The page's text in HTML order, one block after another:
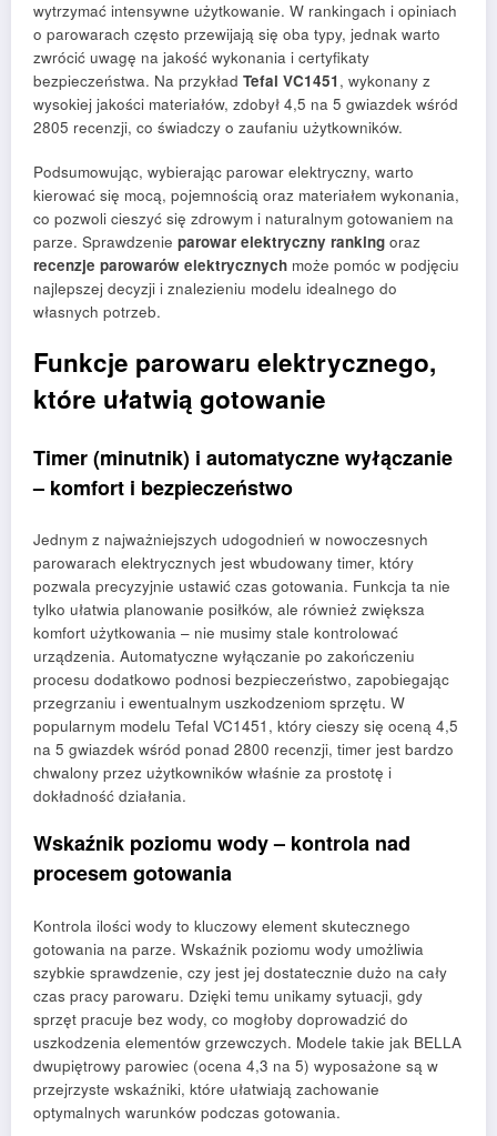
wytrzymać intensywne użytkowanie. W rankingach i opiniach
o parowarach często przewijają się oba typy, jednak warto
zwrócić uwagę na jakość wykonania i certyfikaty
bezpieczeństwa. Na przykład Tefal VC1451 , wykonany z
wysokiej jakości materiałów, zdobył 4,5 na 5 gwiazdek wśród
2805 recenzji, co świadczy o zaufaniu użytkowników.
Podsumowując, wybierając parowar elektryczny, warto
kierować się mocą, pojemnością oraz materiałem wykonania,
co pozwoli cieszyć się zdrowym i naturalnym gotowaniem na
parze. Sprawdzenie parowar elektryczny ranking oraz
recenzje parowarów elektrycznych może pomóc w podjęciu
najlepszej decyzji i znalezieniu modelu idealnego do
własnych potrzeb.
Funkcje parowaru elektrycznego,
które ułatwią gotowanie
Timer (minutnik) i automatyczne wyłączanie
– komfort i bezpieczeństwo
Jednym z najważniejszych udogodnień w nowoczesnych
parowarach elektrycznych jest wbudowany timer, który
pozwala precyzyjnie ustawić czas gotowania. Funkcja ta nie
tylko ułatwia planowanie posiłków, ale również zwiększa
komfort użytkowania – nie musimy stale kontrolować
urządzenia. Automatyczne wyłączanie po zakończeniu
procesu dodatkowo podnosi bezpieczeństwo, zapobiegając
przegrzaniu i ewentualnym uszkodzeniom sprzętu. W
popularnym modelu Tefal VC1451, który cieszy się oceną 4,5
na 5 gwiazdek wśród ponad 2800 recenzji, timer jest bardzo
chwalony przez użytkowników właśnie za prostotę i
dokładność działania.
Wskaźnik poziomu wody – kontrola nad
procesem gotowania
Kontrola ilości wody to kluczowy element skutecznego
gotowania na parze. Wskaźnik poziomu wody umożliwia
szybkie sprawdzenie, czy jest jej dostatecznie dużo na cały
czas pracy parowaru. Dzięki temu unikamy sytuacji, gdy
sprzęt pracuje bez wody, co mogłoby doprowadzić do
uszkodzenia elementów grzewczych. Modele takie jak BELLA
dwupiętrowy parowiec (ocena 4,3 na 5) wyposażone są w
przejrzyste wskaźniki, które ułatwiają zachowanie
optymalnych warunków podczas gotowania.